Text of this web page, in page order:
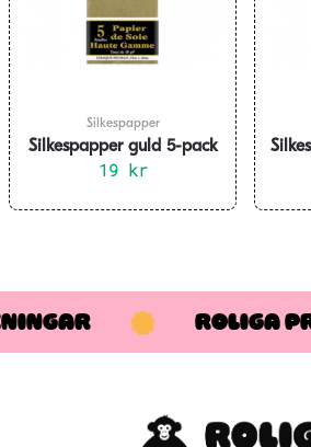
Silkespapper
Silkespapper guld 5-pack
19 kr
ROLIGA